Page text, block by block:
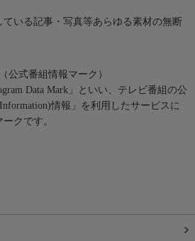
ている記事・写真等あらゆる素材の無断
公式番組情報マーク）
Data Mark」といい、テレビ番組の公
情報」を利用したサービスに
クです。